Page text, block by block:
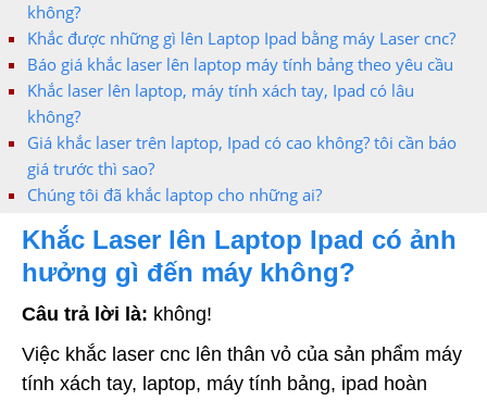
không?
Khắc được những gì lên Laptop Ipad bằng máy Laser cnc?
Báo giá khắc laser lên laptop máy tính bảng theo yêu cầu
Khắc laser lên laptop, máy tính xách tay, Ipad có lâu
không?
Giá khắc laser trên laptop, Ipad có cao không? tôi cần báo
giá trước thì sao?
Chúng tôi đã khắc laptop cho những ai?
Khắc Laser lên Laptop Ipad có ảnh
hưởng gì đến máy không?
Câu trả lời là: không!
Việc khắc laser cnc lên thân vỏ của sản phẩm máy
tính xách tay, laptop, máy tính bảng, ipad hoàn